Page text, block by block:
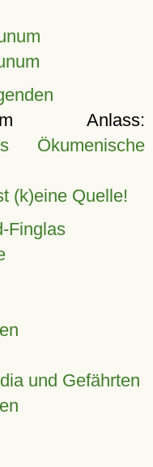
Anlass:
Ökumenische
(k)eine Quelle!
Finglas
und Gefährten